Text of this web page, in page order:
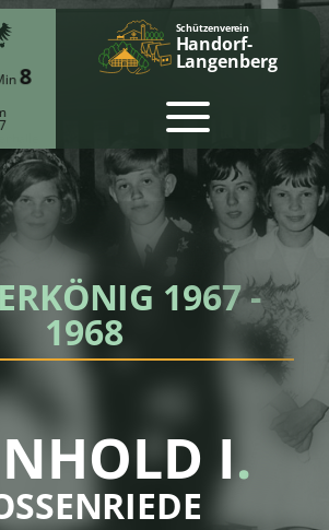
Schützenverein
Handorf-
Langenberg
7
1967 -
1968
I.